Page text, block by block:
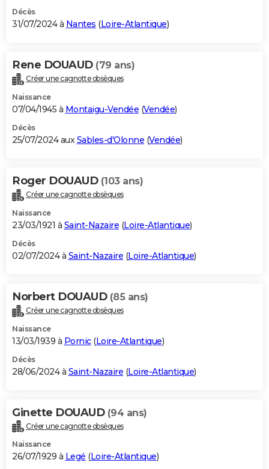
Décès
31/07/2024 à Nantes (Loire-Atlantique)
Rene DOUAUD (79 ans)
Créer une cagnotte obsèques
Naissance
07/04/1945 à Montaigu-Vendée (Vendée)
Décès
25/07/2024 auxSables-d'Olonne (Vendée)
Roger DOUAUD (103 ans)
Créer une cagnotte obsèques
Naissance
23/03/1921 à Saint-Nazaire (Loire-Atlantique)
Décès
02/07/2024 à Saint-Nazaire (Loire-Atlantique)
Norbert DOUAUD (85 ans)
Créer une cagnotte obsèques
Naissance
13/03/1939 à Pornic(Loire-Atlantique)
Décès
28/06/2024 à Saint-Nazaire (Loire-Atlantique)
Ginette DOUAUD (94 ans)
Créer une cagnotte obsèques
Naissance
26/07/1929 à Legé (Loire-Atlantique)